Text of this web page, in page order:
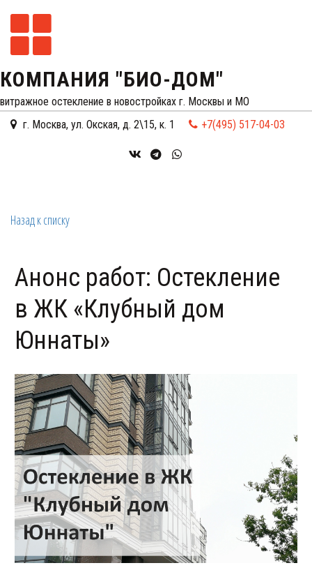
КОМПАНИЯ "БИО-ДОМ"
витражное остекление в новостройках г. Москвы и МО
г. Москва, ул. Окская, д. 2\15, к. 1 +7(495) 517-04-03
Назад к списку
Анонс работ: Остекление
в ЖК «Клубный дом
Юннаты»